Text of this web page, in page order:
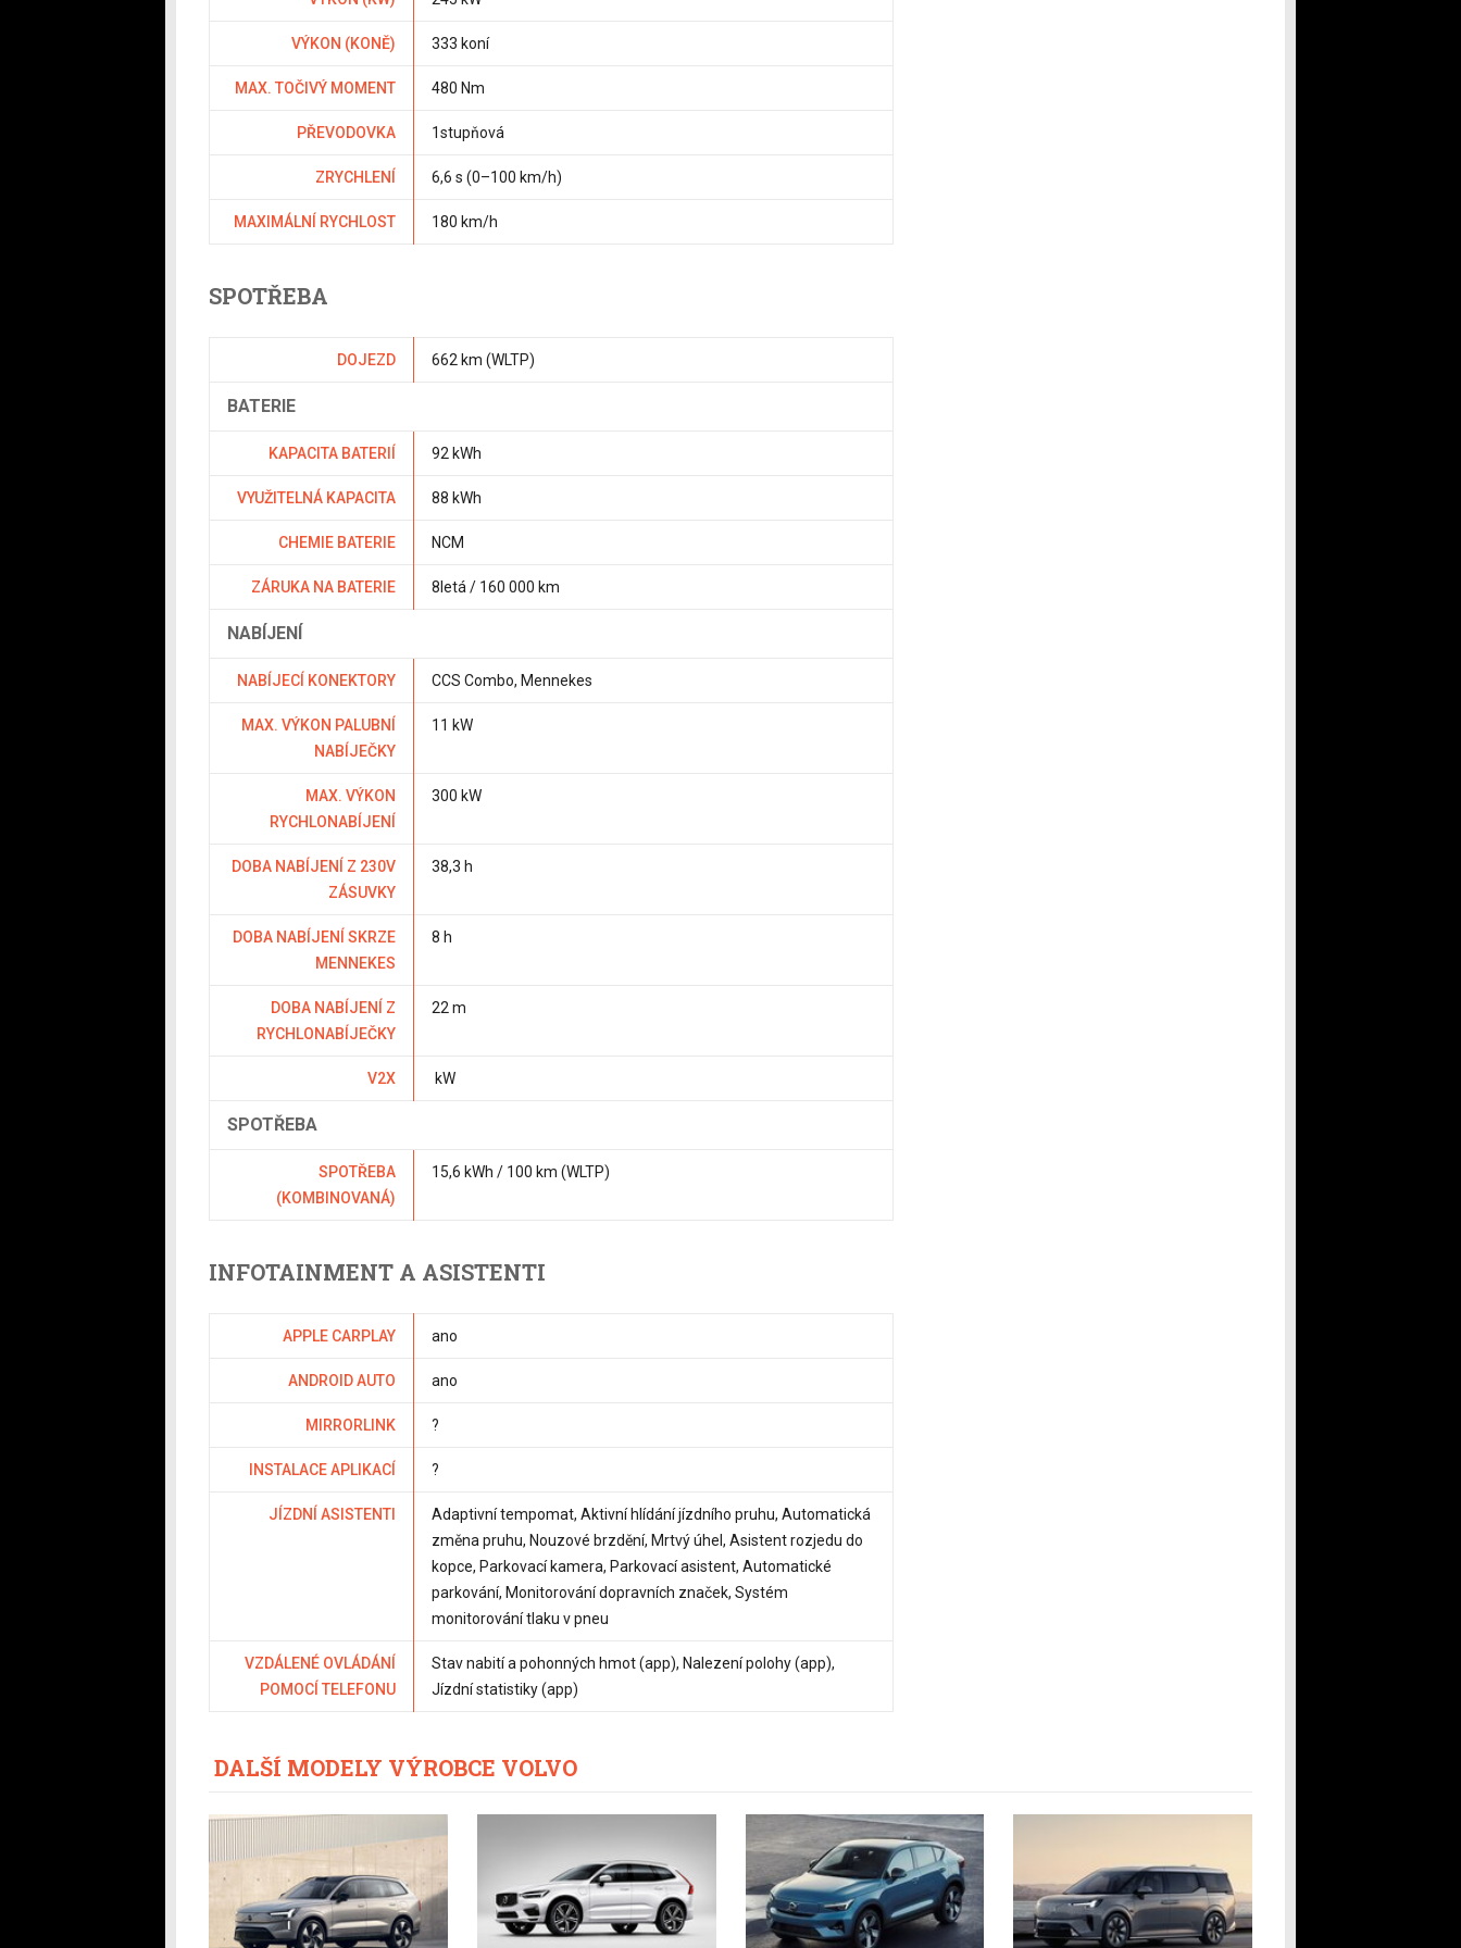
VÝKON (KONĚ) 333 koní
MAX. TOČIVÝ MOMENT 480 Nm
PŘEVODOVKA 1stupňová
ZRYCHLENÍ 6,6 s (0–100 km/h)
MAXIMÁLNÍ RYCHLOST 180 km/h
SPOTŘEBA
DOJEZD 662 km (WLTP)
BATERIE
KAPACITA BATERIÍ 92 kWh
VYUŽITELNÁ KAPACITA 88 kWh
CHEMIE BATERIE NCM
ZÁRUKA NA BATERIE 8letá / 160 000 km
NABÍJENÍ
NABÍJECÍ KONEKTORY CCS Combo, Mennekes
MAX. VÝKON PALUBNÍ
NABÍJEČKY
11 kW
MAX. VÝKON
RYCHLONABÍJENÍ
300 kW
DOBA NABÍJENÍ Z 230V
ZÁSUVKY
38,3 h
DOBA NABÍJENÍ SKRZE
MENNEKES
8 h
DOBA NABÍJENÍ Z
RYCHLONABÍJEČKY
22 m
V2X kW
SPOTŘEBA
SPOTŘEBA
(KOMBINOVANÁ)
15,6 kWh / 100 km (WLTP)
INFOTAINMENT A ASISTENTI
APPLE CARPLAY ano
ANDROID AUTO ano
MIRRORLINK ?
INSTALACE APLIKACÍ ?
JÍZDNÍ ASISTENTI
Adaptivní tempomat, Aktivní hlídání jízdního pruhu, Automatická
změna pruhu, Nouzové brzdění, Mrtvý úhel, Asistent rozjedu do
kopce, Parkovací kamera, Parkovací asistent, Automatické
parkování, Monitorování dopravních značek, Systém
monitorování tlaku v pneu
VZDÁLENÉ OVLÁDÁNÍ
POMOCÍ TELEFONU
Stav nabití a pohonných hmot (app), Nalezení polohy (app),
Jízdní statistiky (app)
DALŠÍ MODELY VÝROBCE VOLVO